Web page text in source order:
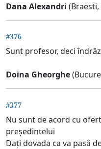
Dana Alexandri (Braesti,
#376
Sunt profesor, deci
Doina Gheorghe
#377
Nu sunt de acord cu
președintelui
Dați dovada ca va pasă